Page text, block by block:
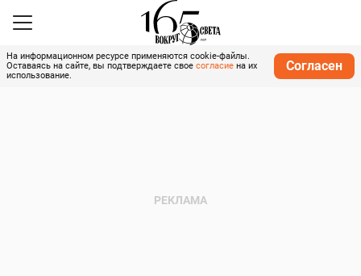
На информационном ресурсе применяются cookie-файлы.
Оставаясь на сайте, вы подтверждаете свое согласие на их
использование.
Согласен